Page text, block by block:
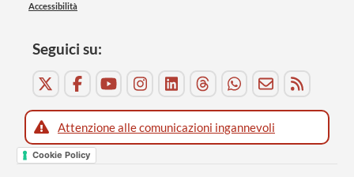
Accessibilità
Seguici su:
Attenzione alle comunicazioni ingannevoli
Cookie Policy